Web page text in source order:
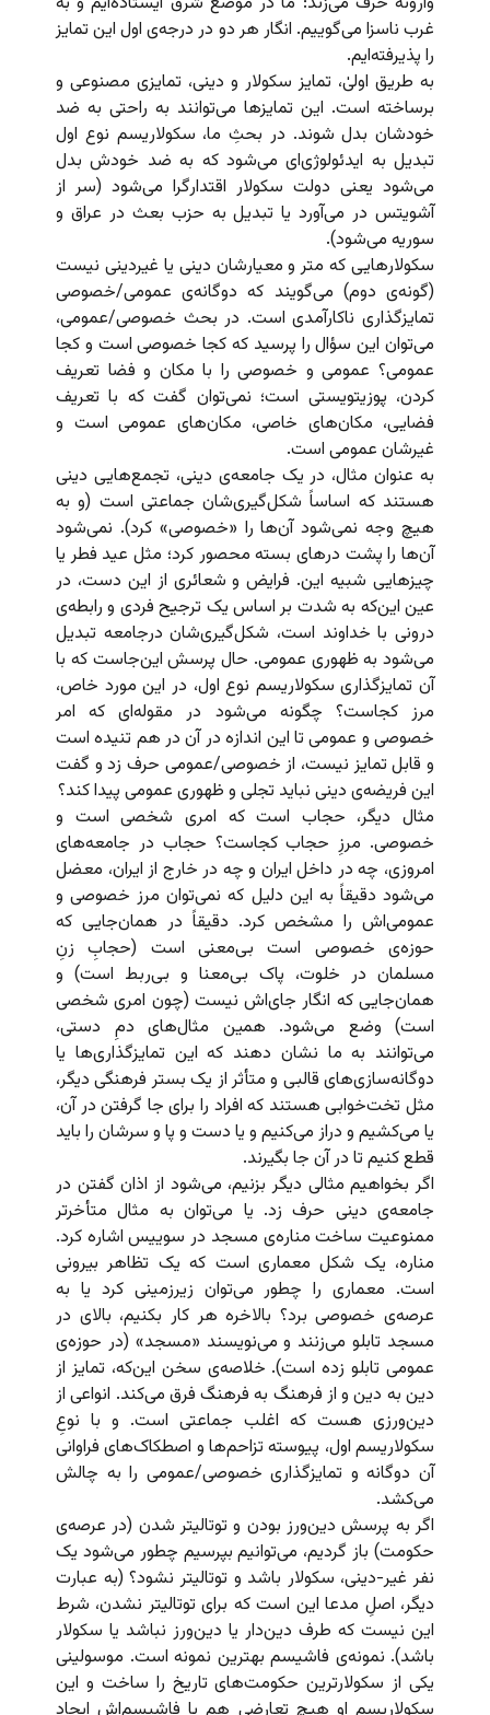
غرب ناسزا می‌گوییم. انگار هر دو در درجه‌ی اول این تمایز
را پذیرفته‌ایم.
به طریق اولیٰ، تمایز سکولار و دینی، تمایزی مصنوعی و
برساخته است. این تمایزها می‌توانند به راحتی به ضد
خودشان بدل شوند. در بحثِ ما، سکولاریسم نوع اول
تبدیل به ایدئولوژی‌ای می‌شود که به ضد خودش بدل
می‌شود یعنی دولت سکولار اقتدارگرا می‌شود (سر از
آشویتس در می‌آورد یا تبدیل به حزب بعث در عراق و
سوریه می‌شود).
سکولارهایی که متر و معیارشان دینی یا غیردینی نیست
(گونه‌ی دوم) می‌گویند که دوگانه‌ی عمومی/خصوصی
تمایزگذاری ناکارآمدی است. در بحث خصوصی/عمومی،
می‌توان این سؤال را پرسید که کجا خصوصی است و کجا
عمومی؟ عمومی و خصوصی را با مکان و فضا تعریف
کردن، پوزیتویستی است؛ نمی‌توان گفت که با تعریف
فضایی، مکان‌های خاصی، مکان‌های عمومی است و
غیرشان عمومی است.
به عنوان مثال، در یک جامعه‌ی دینی، تجمع‌هایی دینی
هستند که اساساً‌ شکل‌گیری‌‌شان جماعتی است (و به
هیچ وجه نمی‌شود آن‌ها را «خصوصی»‌ کرد). نمی‌شود
آن‌ها را پشت درهای بسته محصور کرد؛ مثل عید فطر یا
چیزهایی شبیه این. فرایض و شعائری از این دست، در
عین این‌که به شدت بر اساس یک ترجیح فردی و رابطه‌ی
درونی با خداوند است، شکل‌گیری‌‌شان درجامعه تبدیل
می‌شود به ظهوری عمومی. حال پرسش این‌جاست که با
آن تمایزگذاری‌ سکولاریسم نوع اول، در این مورد خاص،
مرز کجاست؟ چگونه می‌شود در مقوله‌ای که امر
خصوصی و عمومی تا این اندازه در آن در هم تنیده است
و قابل تمایز نیست، از خصوصی/عمومی حرف زد و گفت
این فریضه‌ی دینی نباید تجلی و ظهوری عمومی پیدا کند؟
مثال دیگر، حجاب است که امری شخصی است و
خصوصی. مرزِ حجاب کجاست؟ حجاب در جامعه‌های
امروزی، چه در داخل ایران و چه در خارج از ایران، معضل
می‌شود دقیقاً به این دلیل که نمی‌توان مرز خصوصی و
عمومی‌اش را مشخص کرد. دقیقاً در همان‌جایی که
حوزه‌ی خصوصی است بی‌معنی است (حجابِ زنِ
مسلمان در خلوت، پاک بی‌معنا و بی‌ربط است) و
همان‌جایی که انگار جای‌اش نیست (چون امری شخصی
است) وضع می‌‌شود. همین مثال‌های دمِ دستی،
می‌توانند به ما نشان دهند که این تمایزگذاری‌ها یا
دوگانه‌سازی‌های قالبی و متأثر از یک بستر فرهنگی دیگر،
مثل تخت‌خوابی هستند که افراد را برای جا گرفتن در آن،‌
یا می‌کشیم و دراز می‌کنیم و یا دست و پا و سرشان را باید
قطع کنیم تا در آن جا بگیرند.
اگر بخواهیم مثالی دیگر بزنیم، می‌شود از اذان گفتن در
جامعه‌ی دینی حرف زد. یا می‌توان به مثال متأخرتر
ممنوعیت ساخت مناره‌ی مسجد در سوییس اشاره کرد.
مناره، یک شکل معماری است که یک تظاهر بیرونی
است. معماری را چطور می‌توان زیرزمینی کرد یا به
عرصه‌ی خصوصی برد؟ بالاخره هر کار بکنیم،‌ بالای در
مسجد تابلو می‌زنند و می‌نویسند «مسجد» (در حوزه‌ی
عمومی تابلو زده است). خلاصه‌ی سخن این‌که، تمایز از
دین به دین و از فرهنگ به فرهنگ فرق می‌‌کند. انواعی از
دین‌ورزی هست که اغلب جماعتی است. و با نوعِ‌
سکولاریسم اول، پیوسته تزاحم‌ها و اصطکاک‌های فراوانی
آن دوگانه و تمایزگذاری‌ خصوصی/عمومی را به چالش
می‌کشد.
اگر به پرسش دین‌ورز بودن و توتالیتر شدن (در عرصه‌ی
حکومت) باز گردیم، می‌توانیم بپرسیم چطور می‌شود یک
نفر غیر-دینی، سکولار باشد و توتالیتر نشود؟ (به عبارت
دیگر، اصلِ مدعا این است که برای توتالیتر نشدن، شرط
این نیست که طرف دین‌دار یا دین‌ورز نباشد یا سکولار
باشد). نمونه‌ی فاشیسم بهترین نمونه است. موسولینی
یکی از سکولارترین حکومت‌های تاریخ را ساخت و این